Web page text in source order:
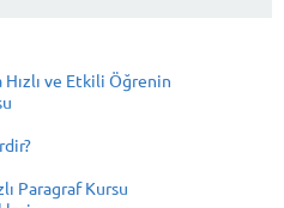
Hızlı ve Etkili Öğrenin
Paragraf Kursu